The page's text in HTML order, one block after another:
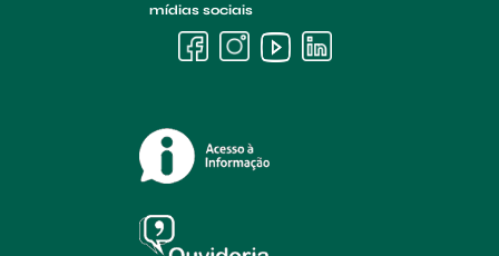
mídias sociais